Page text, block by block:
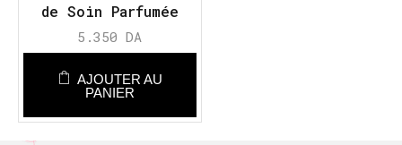
de Soin Parfumée
5.350DA
AJOUTER AU
PANIER